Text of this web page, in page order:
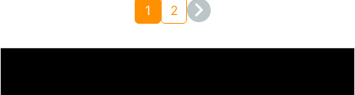
が並ぶ住宅地であっても侵入すること
けません。 【シロアリ駆除のご相談
したら。そう思うと頼まないわけにはいきませんでした。予防
工事をしてもらって、心配はなくなりました。
埼玉県 三郷市 2016年11月27日
1 2